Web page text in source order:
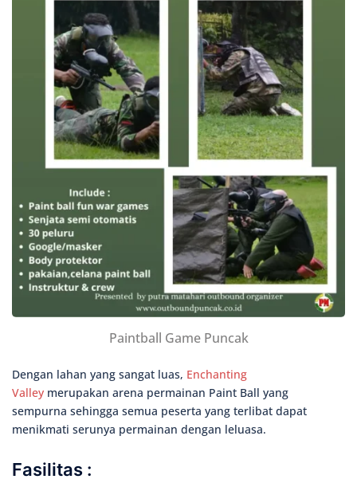
Paintball Game Puncak
Dengan lahan yang sangat luas, Enchanting
Valley merupakan arena permainan Paint Ball yang
sempurna sehingga semua peserta yang terlibat dapat
menikmati serunya permainan dengan leluasa.
Fasilitas :